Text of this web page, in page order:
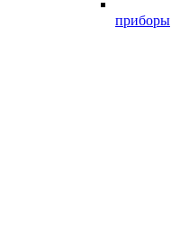
приборы